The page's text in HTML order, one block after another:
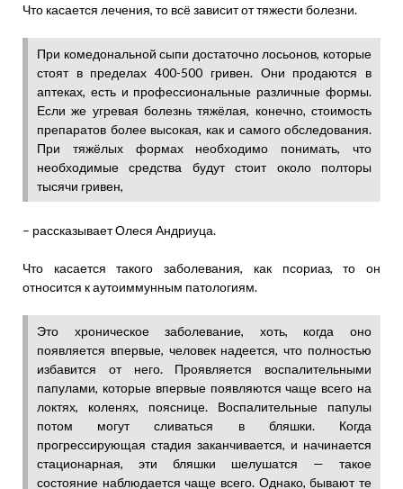
Что касается лечения, то всё зависит от тяжести болезни.
При комедональной сыпи достаточно лосьонов, которые
стоят в пределах 400-500 гривен. Они продаются в
аптеках, есть и профессиональные различные формы.
Если же угревая болезнь тяжёлая, конечно, стоимость
препаратов более высокая, как и самого обследования.
При тяжёлых формах необходимо понимать, что
необходимые средства будут стоит около полторы
тысячи гривен,
– рассказывает Олеся Андриуца.
Что касается такого заболевания, как псориаз, то он
относится к аутоиммунным патологиям.
Это хроническое заболевание, хоть, когда оно
появляется впервые, человек надеется, что полностью
избавится от него. Проявляется воспалительными
папулами, которые впервые появляются чаще всего на
локтях, коленях, пояснице. Воспалительные папулы
потом могут сливаться в бляшки. Когда
прогрессирующая стадия заканчивается, и начинается
стационарная, эти бляшки шелушатся — такое
состояние наблюдается чаще всего. Однако, бывают те